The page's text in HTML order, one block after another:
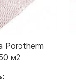
Porotherm
м2